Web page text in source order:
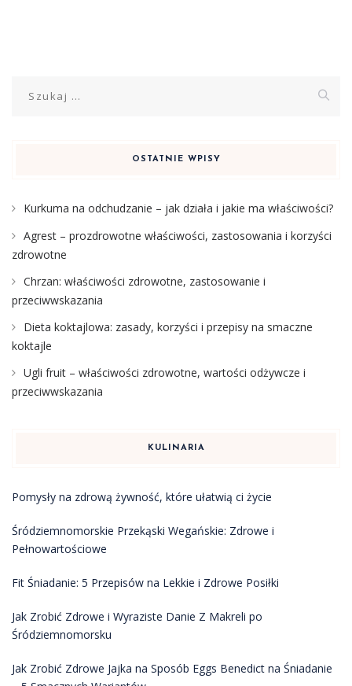
OSTATNIE WPISY
Kurkuma na odchudzanie – jak działa i jakie ma właściwości?
Agrest – prozdrowotne właściwości, zastosowania i korzyści
zdrowotne
Chrzan: właściwości zdrowotne, zastosowanie i
przeciwwskazania
Dieta koktajlowa: zasady, korzyści i przepisy na smaczne
koktajle
Ugli fruit – właściwości zdrowotne, wartości odżywcze i
przeciwwskazania
KULINARIA
Pomysły na zdrową żywność, które ułatwią ci życie
Śródziemnomorskie Przekąski Wegańskie: Zdrowe i
Pełnowartościowe
Fit Śniadanie: 5 Przepisów na Lekkie i Zdrowe Posiłki
Jak Zrobić Zdrowe i Wyraziste Danie Z Makreli po
Śródziemnomorsku
Jak Zrobić Zdrowe Jajka na Sposób Eggs Benedict na Śniadanie